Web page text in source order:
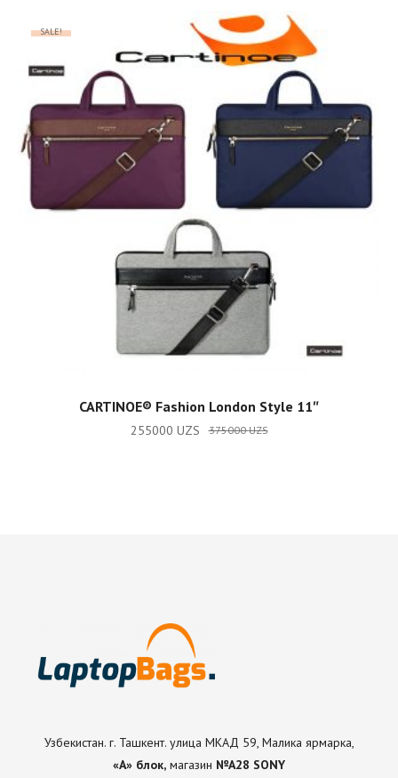
SALE!
ADD TO CART
CARTINOE®️ Fashion London Style 11″
375000UZS
255000 UZS
Узбекистан. г. Ташкент. улица МКАД 59, Малика ярмарка,
«А» блок, магазин №А28 SONY